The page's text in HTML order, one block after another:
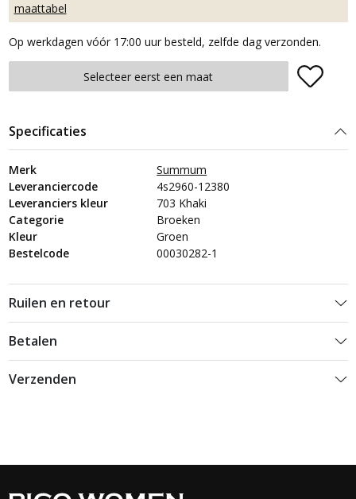
maattabel
Op werkdagen vóór 17:00 uur besteld, zelfde dag verzonden.
Plaats in winkelmand
Selecteer eerst een maat
Specificaties
Merk
Summum
Leveranciercode
4s2960-12380
Leveranciers kleur
703 Khaki
Categorie
Broeken
Kleur
Groen
Bestelcode
00030282-1
Ruilen en retour
Betalen
Verzenden